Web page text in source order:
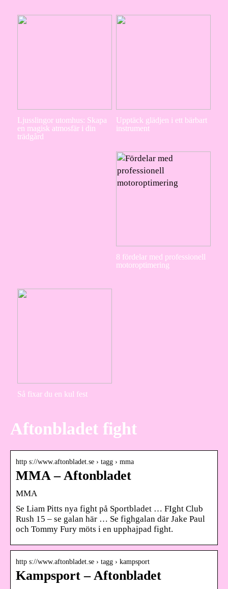
Ljusslingor utomhus: Skapa
en magisk atmosfär i din
trädgård
Upptäck glädjen i ett bärbart
instrument
8 fördelar med professionell
motoroptimering
Så fixar du en kul fest
Aftonbladet fight
http s://www.aftonbladet.se › tagg › mma
MMA – Aftonbladet
MMA
Se Liam Pitts nya fight på Sportbladet … FIght Club
Rush 15 – se galan här … Se fighgalan där Jake Paul
och Tommy Fury möts i en upphajpad fight.
http s://www.aftonbladet.se › tagg › kampsport
Kampsport – Aftonbladet